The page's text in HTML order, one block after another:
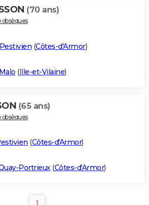
(70 ans)
(Côtes-d'Armor)
(Ille-et-Vilaine)
(65 ans)
(Côtes-d'Armor)
Portrieux(Côtes-d'Armor)
1